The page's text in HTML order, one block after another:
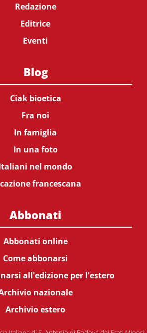
Redazione
Editrice
Eventi
Blog
Ciak bioetica
Fra noi
In famiglia
In una foto
nel mondo
francescana
Abbonati
Abbonati online
Come abbonarsi
all'edizione per l'estero
nazionale
Archivio estero